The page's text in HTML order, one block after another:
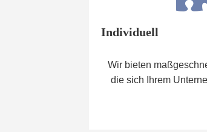
Individuell
Wir bieten
die sich Ihrem